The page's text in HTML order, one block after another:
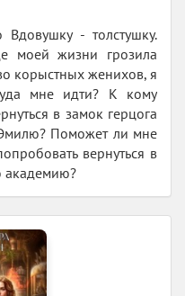
- толстушку.
моей жизни грозила
корыстных женихов, я
мне идти? К кому
в замок герцога
Поможет ли мне
вернуться в
академию?